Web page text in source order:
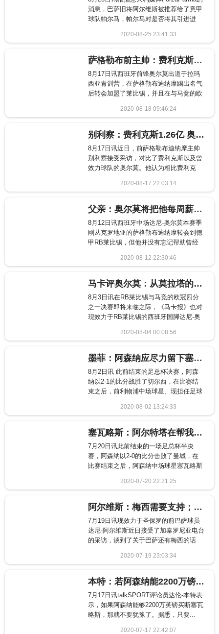
消息，巴萨旧将阿尔维斯被推荐给了意甲
球队帕尔马，帕尔马对是否将其引进进
2020-08-25 23:41:33
2108
萨格勒布前主帅：费利克斯1.2亿奥尔莫才3000万 这真荒谬
8月17日讯西班牙前锋奥尔莫出道于拉玛
西亚青训营，在萨格勒布迪纳摩踢出名气
后转会加盟了莱比锡，并且在与马竞的欧
2020-08-18 09:46:24
2952
别利察：费利克斯1.26亿 奥尔莫3000万却没西甲球队要
8月17日讯近日，前萨格勒布迪纳摩主帅
别利察接受采访，对比了费利克斯以及曾
效力球队的奥尔莫。他认为相比费利克
2020-08-17 22:03:14
2460
父亲：奥尔莫将把他每周薪水的1%捐出助力克罗地亚抗疫
8月12日讯西班牙中场达尼-奥尔莫本赛季
刚从克罗地亚的萨格勒布迪纳摩转会到德
甲RB莱比锡，但他并没有忘记帮助曾经
2020-08-12 22:30:46
718
马卡评奥尔莫：从莫拉塔的小师弟到他的主要对手
8月3日讯在RB莱比锡与马竞的欧冠四分
之一决赛即将来临之际，《马卡报》也对
现效力于RB莱比锡的西班牙国脚达尼-奥
2020-08-04 00:08:56
1288
墨菲：阿森纳应尽力留下塞瓦略斯 3500万镑的价格不算贵
8月2日讯 此前结束的足总杯决赛，阿森
纳以2-1的比分战胜了切尔西，在比赛结
束之后，前利物浦中场球星、现担任足球
2020-08-02 13:24:33
873
塞瓦略斯：阿尔特塔在帮我 枪手会成为世界最佳球队之一
7月20日讯此前结束的一场足总杯半决
赛，阿森纳以2-0的比分击败了曼城，在
比赛结束之后，阿森纳中场球星塞瓦略斯
2020-07-20 22:21:25
1824
阿尔维斯：梅西需要支持；我只劝过内马尔回巴萨
7月19日讯现效力于圣保罗的前巴萨球员
达尼-阿尔维斯近日接受了加泰罗尼亚电台
的采访，谈到了关于巴萨还有梅西的话
2020-07-19 23:03:34
1301
本特：若阿森纳能2200万镑签塞瓦略斯 简直就像偷来一样
7月17日讯talkSPORT评论员达伦-本特表
示，如果阿森纳能够2200万英镑买断塞瓦
略斯，那就不要犹豫了。据悉，只要...
2020-07-17 22:42:07